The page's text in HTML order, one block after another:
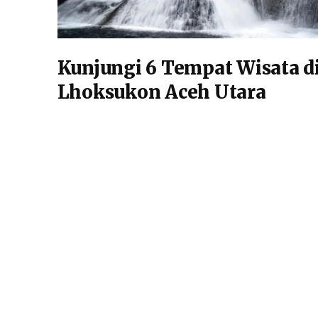
Kunjungi 6 Tempat Wisata
Lhoksukon Aceh Utara